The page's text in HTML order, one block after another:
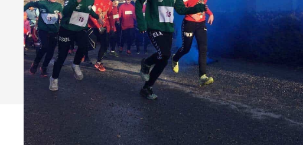
Radio, TV og Innholdsproduksjon
Sportsjournalistikk og idrett
Halvårskurs
Tilrettelagt linje
Foto og Japan